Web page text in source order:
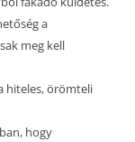
a
meg kell
hiteles, örömteli
hogy